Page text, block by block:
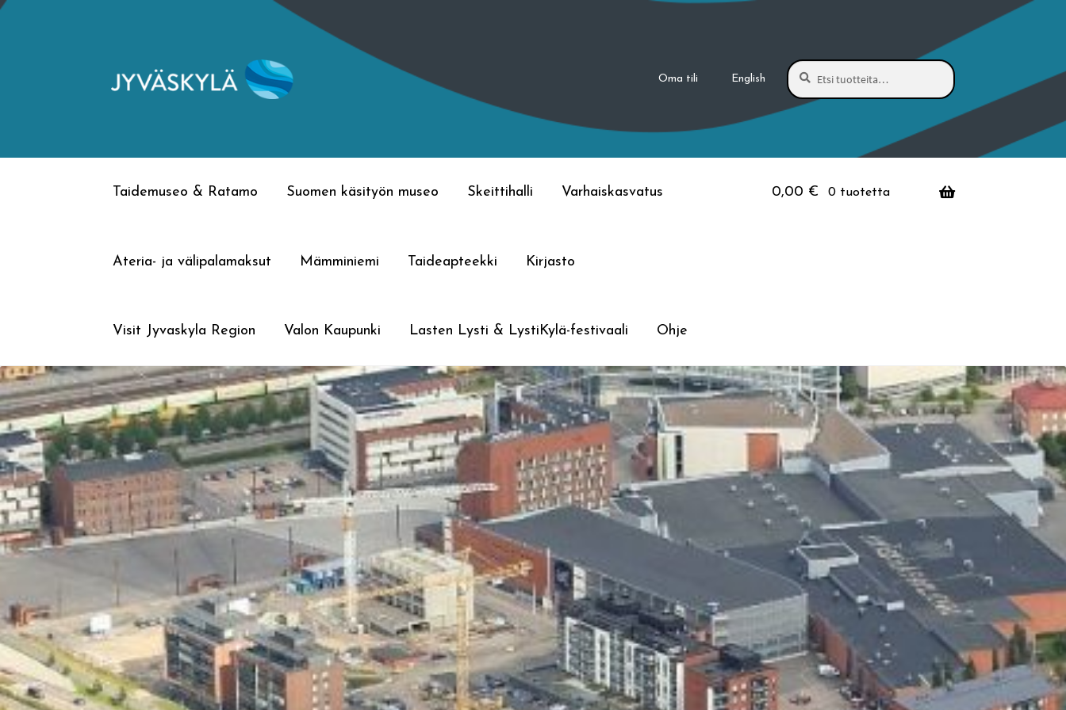
Siirry
Siirry
Oma tili English
Etsi:
Haku
Taidemuseo & Ratamo Suomen käsityön museo Skeittihalli Varhaiskasvatus
Ateria- ja välipalamaksut Mämminiemi Taideapteekki Kirjasto
Visit Jyvaskyla Region Valon Kaupunki Lasten Lysti & LystiKylä-festivaali Ohje
0,00 € 0 tuotetta